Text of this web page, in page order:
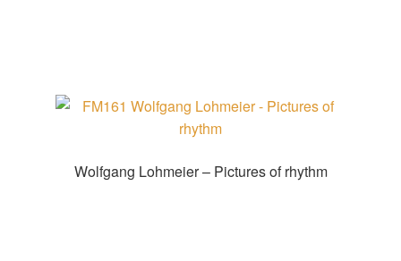
Wolfgang Lohmeier – Pictures of rhythm